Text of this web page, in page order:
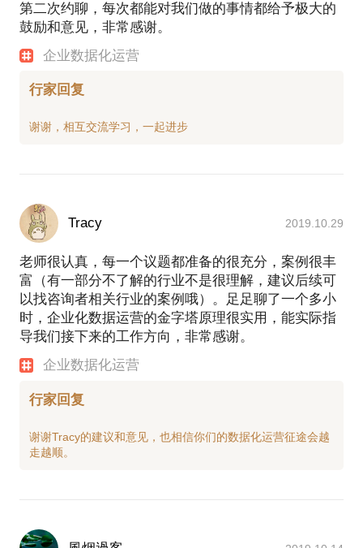
第二次约聊，每次都能对我们做的事情都给予极大的
鼓励和意见，非常感谢。
企业数据化运营
行家回复
Tracy 2019.10.29
老师很认真，每一个议题都准备的很充分，案例很丰
富（有一部分不了解的行业不是很理解，建议后续可
以找咨询者相关行业的案例哦）。足足聊了一个多小
时，企业化数据运营的金字塔原理很实用，能实际指
导我们接下来的工作方向，非常感谢。
企业数据化运营
行家回复
谢谢Tracy的建议和意见，也相信你们的数据化运营征途会越